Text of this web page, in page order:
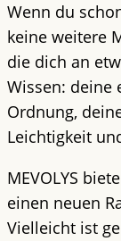
Wenn du
keine weitere
die dich an
Wissen: deine
Ordnung,
Leichtigkeit
MEVOLYS
einen neuen
Vielleicht ist